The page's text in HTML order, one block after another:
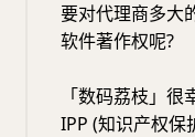
要对代理商多大
软件著作权呢?
「数码荔枝」
IPP (知识产权保